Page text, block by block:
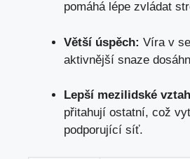
pomáhá lépe zvládat
Větší úspěch: Víra v
aktivnější snaze
Lepší mezilidské
přitahují ostatní, což
podporující síť.